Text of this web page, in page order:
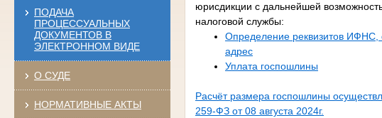
ПОДАЧА
ПРОЦЕССУАЛЬНЫХ
ДОКУМЕНТОВ В
ЭЛЕКТРОННОМ ВИДЕ
О СУДЕ
НОРМАТИВНЫЕ АКТЫ
юрисдикции с дальнейшей
налоговой службы:
Определение реквизитов ИФНС,
адрес
Уплата госпошлины
Расчёт размера госпошлины
259-ФЗ от 08 августа 2024г.